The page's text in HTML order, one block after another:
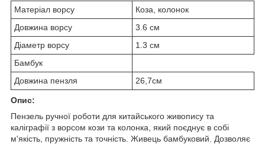
Матеріал ворсу
Коза, колонок
Довжина ворсу
3.6 см
Діаметр ворсу
1.3 см
Бамбук
Довжина пензля
26,7см
Опис:
Пензель ручної роботи для китайського живопису та
каліграфії з ворсом кози та колонка, який поєднує в собі
м'якість, пружність та точність. Живець бамбуковий. Дозволяє